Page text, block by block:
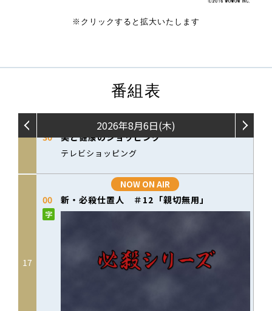
※クリックすると拡大いたします
番組表